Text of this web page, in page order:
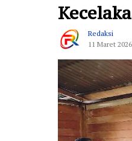
Redaksi
11 Maret 2026